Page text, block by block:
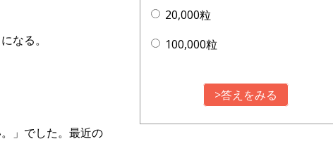
なる。
」でした。最近の
20,000粒
100,000粒
>答えをみる